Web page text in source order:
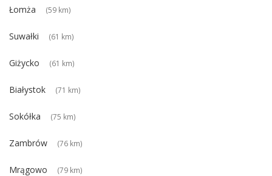
Łomża (59 km)
Suwałki (61 km)
Giżycko (61 km)
Białystok (71 km)
Sokółka (75 km)
Zambrów (76 km)
Mrągowo (79 km)